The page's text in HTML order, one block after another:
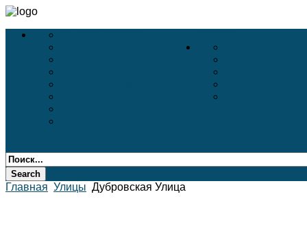
Главная Улицы Дубровская Улица